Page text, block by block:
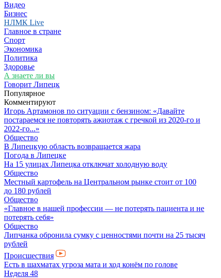
Видео
Бизнес
НЛМК Live
Главное в стране
Спорт
Экономика
Политика
Здоровье
А знаете ли вы
Говорит Липецк
Популярное
Комментируют
Игорь Артамонов по ситуации с бензином: «Давайте
постараемся не повторять ажиотаж с гречкой из 2020-го и
2022-го...»
Общество
В Липецкую область возвращается жара
Погода в Липецке
На 15 улицах Липецка отключат холодную воду
Общество
Местный картофель на Центральном рынке стоит от 100
до 180 рублей
Общество
«Главное в нашей профессии — не потерять пациента и не
потерять себя»
Общество
Липчанка обронила сумку с ценностями почти на 25 тысяч
рублей
Происшествия
Есть в шахматах угроза мата и ход конём по голове
Неделя 48